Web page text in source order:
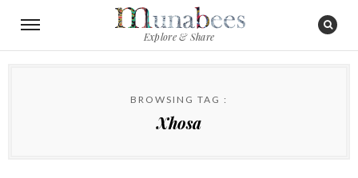
Explore & Share
BROWSING TAG :
Xhosa